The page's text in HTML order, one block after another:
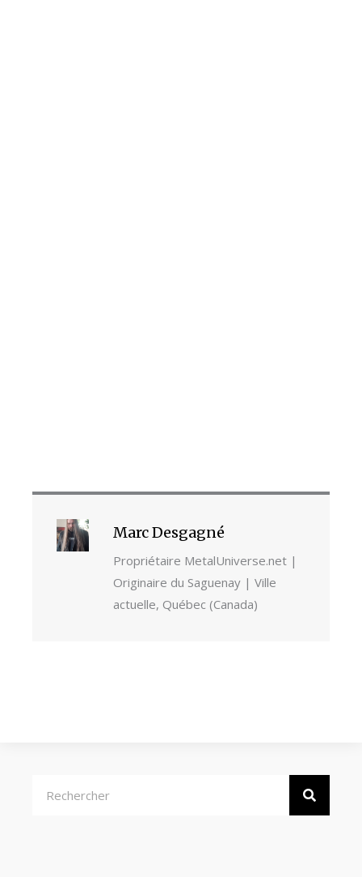
Marc Desgagné
Propriétaire MetalUniverse.net |
Originaire du Saguenay | Ville
actuelle, Québec (Canada)